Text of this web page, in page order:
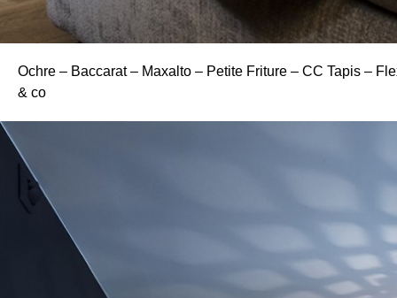
Ochre – Baccarat – Maxalto – Petite Friture – CC Tapis –
& co